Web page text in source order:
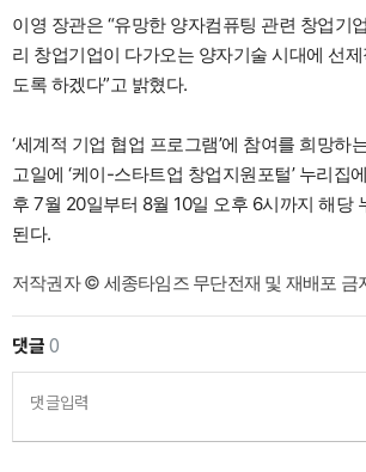
이영 장관은 “유망한 양자컴퓨팅 관련 창업기
리 창업기업이 다가오는 양자기술 시대에 선
도록 하겠다”고 밝혔다.
‘세계적 기업 협업 프로그램’에 참여를 희망하
고일에 ‘케이-스타트업 창업지원포털’ 누리집
후 7월 20일부터 8월 10일 오후 6시까지 해당
된다.
저작권자 © 세종타임즈 무단전재 및 재배포 금
댓글0
댓글입력